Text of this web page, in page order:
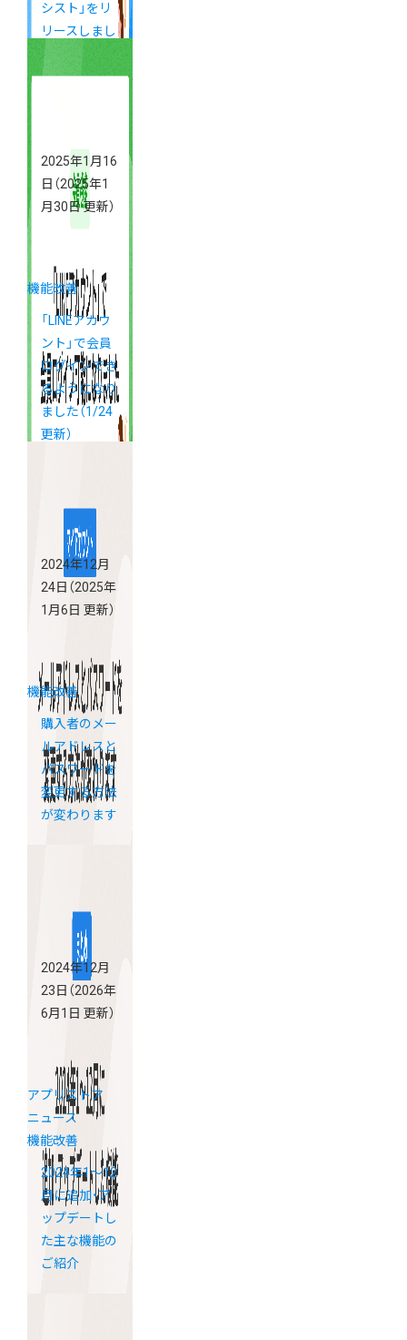
シスト」をリ
リースしまし
2025年1月16
日 （2025年1
月30日 更新）
機能改善
「LINEアカウ
ント」で会員
ログインでき
るようになり
ました（1/24
更新）
2024年12月
24日 （2025年
1月6日 更新）
機能改善
購入者のメー
ルアドレスと
パスワードを
変更する方法
が変わります
2024年12月
23日 （2026年
6月1日 更新）
アプリストア
ニュース
機能改善
2024年1～12
月に追加・ア
ップデートし
た主な機能の
ご紹介